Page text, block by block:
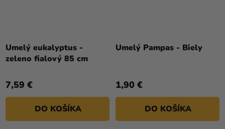
Umelý eukalyptus -
zeleno fialový 85 cm
7,59 €
DO KOŠÍKA
Umelý Pampas - Biely
1,90 €
DO KOŠÍKA